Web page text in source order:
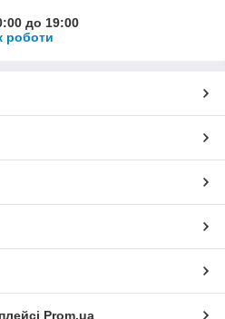
до 19:00
роботи
Prom.ua